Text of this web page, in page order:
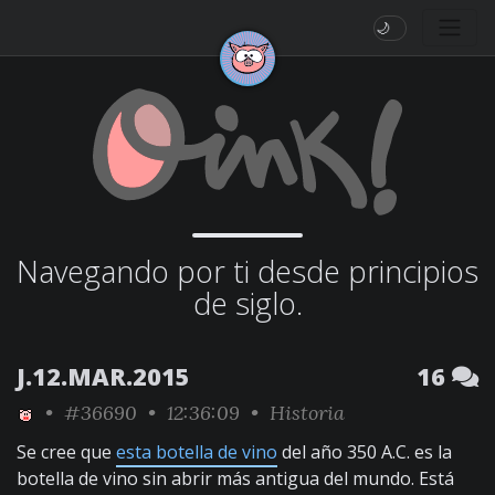
🌙
Navegando por ti desde principios
de siglo.
J.12.MAR.2015 16
• #36690 • 12:36:09 • Historia
Se cree que esta botella de vino del año 350 A.C. es la
botella de vino sin abrir más antigua del mundo. Está